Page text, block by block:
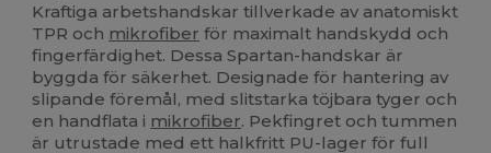
Kraftiga arbetshandskar tillverkade av anatomiskt
TPR och mikrofiber för maximalt handskydd och
fingerfärdighet. Dessa Spartan-handskar är
byggda för säkerhet. Designade för hantering av
slipande föremål, med slitstarka töjbara tyger och
en handflata i mikrofiber. Pekfingret och tummen
är utrustade med ett halkfritt PU-lager för full